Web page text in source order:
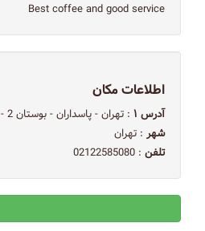
Best coffee and good service
اطلاعات مکان
آدرس ۱
: تهران - پاسداران - بوستان 2 - خیابان داوود اسلامی
شهر : تهران
تلفن : 02122585080